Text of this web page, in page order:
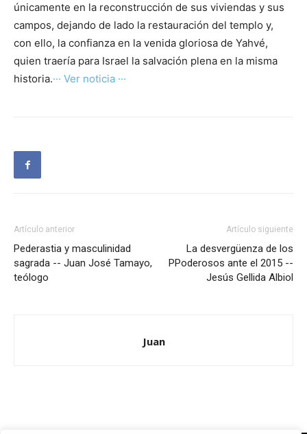
únicamente en la reconstrucción de sus viviendas y sus
campos, dejando de lado la restauración del templo y,
con ello, la confianza en la venida gloriosa de Yahvé,
quien traería para Israel la salvación plena en la misma
historia.··· Ver noticia ···
Artículo anterior
Pederastia y masculinidad
sagrada -- Juan José Tamayo,
teólogo
Artículo siguiente
La desvergüenza de los
PPoderosos ante el 2015 --
Jesús Gellida Albiol
Juan